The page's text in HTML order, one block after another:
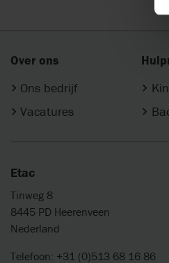
Over ons
Ons bedrijf
Vacatures
Etac
Tinweg 8
8445 PD Heerenveen
Nederland
Telefoon: +31 (0)513 68 16 86